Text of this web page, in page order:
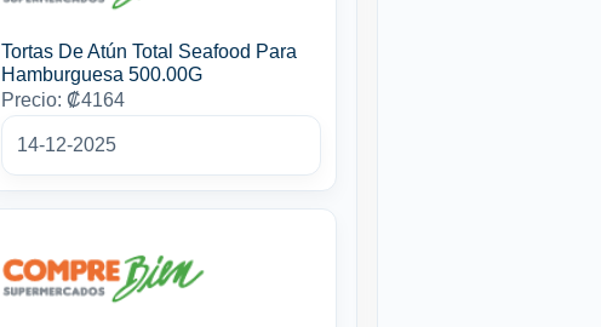
Tortas De Atún Total Seafood Para
Hamburguesa 500.00G
Precio: ₡4164
14-12-2025